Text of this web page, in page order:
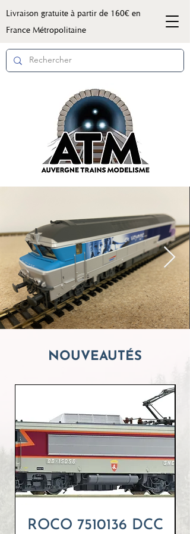
Livraison gratuite à partir de 160€ en
France Métropolitaine
NOUVEAUTÉS
ROCO 7510136 DCC